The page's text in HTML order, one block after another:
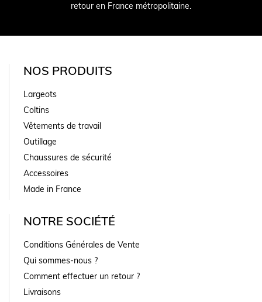
retour en France métropolitaine.
NOS PRODUITS
Largeots
Coltins
Vêtements de travail
Outillage
Chaussures de sécurité
Accessoires
Made in France
NOTRE SOCIÉTÉ
Conditions Générales de Vente
Qui sommes-nous ?
Comment effectuer un retour ?
Livraisons